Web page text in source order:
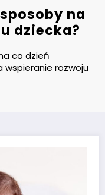
na
dziecka?
co dzień
wspieranie rozwoju